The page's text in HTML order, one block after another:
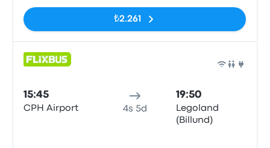
₺2.261
15:45
CPH Airport 4s 5d
19:50
Legoland
(Billund)